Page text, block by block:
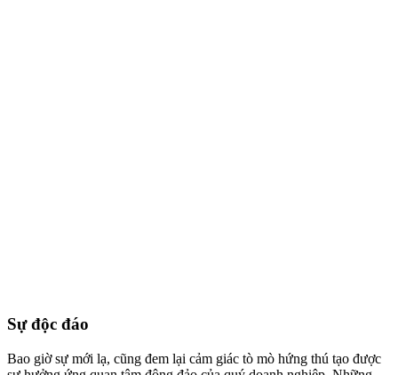
Sự độc đáo
Bao giờ sự mới lạ, cũng đem lại cảm giác tò mò hứng thú tạo được